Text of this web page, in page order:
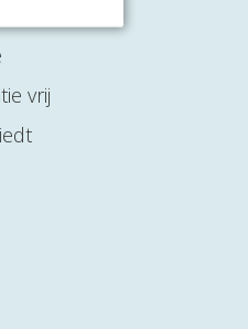
vrij